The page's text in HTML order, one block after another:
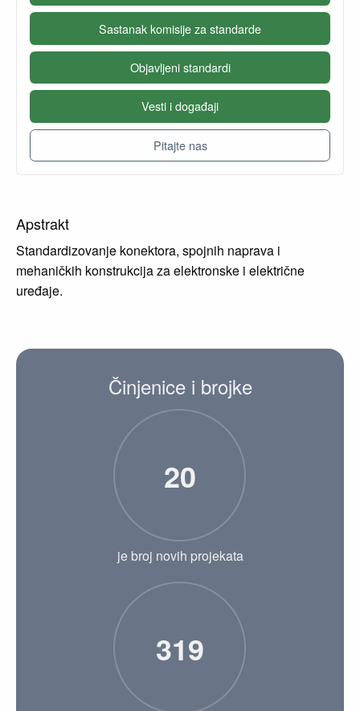
Sastanak komisije za standarde
Objavljeni standardi
Vesti i događaji
Pitajte nas
Apstrakt
Standardizovanje konektora, spojnih naprava i
mehaničkih konstrukcija za elektronske i električne
uređaje.
Činjenice i brojke
20
je broj novih projekata
319